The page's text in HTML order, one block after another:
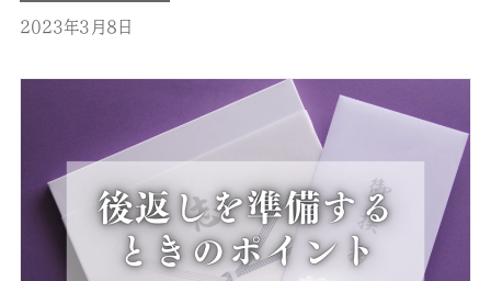
自宅？それともお店？ 一般的に会食は、料理店かご自宅のどち
らかで行います。料理店を利用するメリットとしては、片づけ
2023年3月8日